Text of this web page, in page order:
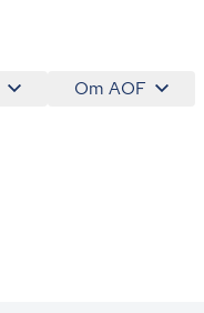
Om AOF